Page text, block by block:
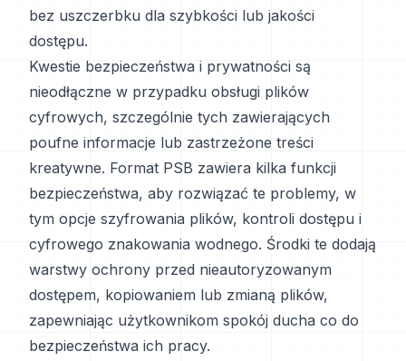
bez uszczerbku dla szybkości lub jakości
dostępu.
Kwestie bezpieczeństwa i prywatności są
nieodłączne w przypadku obsługi plików
cyfrowych, szczególnie tych zawierających
poufne informacje lub zastrzeżone treści
kreatywne. Format PSB zawiera kilka funkcji
bezpieczeństwa, aby rozwiązać te problemy, w
tym opcje szyfrowania plików, kontroli dostępu i
cyfrowego znakowania wodnego. Środki te dodają
warstwy ochrony przed nieautoryzowanym
dostępem, kopiowaniem lub zmianą plików,
zapewniając użytkownikom spokój ducha co do
bezpieczeństwa ich pracy.